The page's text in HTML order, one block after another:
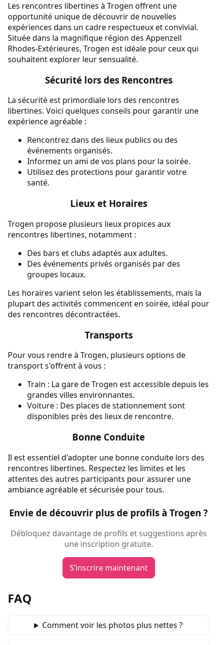
Les rencontres libertines à Trogen offrent une
opportunité unique de découvrir de nouvelles
expériences dans un cadre respectueux et convivial.
Située dans la magnifique région des Appenzell
Rhodes-Extérieures, Trogen est idéale pour ceux qui
souhaitent explorer leur sensualité.
Sécurité lors des Rencontres
La sécurité est primordiale lors des rencontres
libertines. Voici quelques conseils pour garantir une
expérience agréable :
Rencontrez dans des lieux publics ou des
événements organisés.
Informez un ami de vos plans pour la soirée.
Utilisez des protections pour garantir votre
santé.
Lieux et Horaires
Trogen propose plusieurs lieux propices aux
rencontres libertines, notamment :
Des bars et clubs adaptés aux adultes.
Des événements privés organisés par des
groupes locaux.
Les horaires varient selon les établissements, mais la
plupart des activités commencent en soirée, idéal pour
des rencontres décontractées.
Transports
Pour vous rendre à Trogen, plusieurs options de
transport s'offrent à vous :
Train : La gare de Trogen est accessible depuis les
grandes villes environnantes.
Voiture : Des places de stationnement sont
disponibles près des lieux de rencontre.
Bonne Conduite
Il est essentiel d'adopter une bonne conduite lors des
rencontres libertines. Respectez les limites et les
attentes des autres participants pour assurer une
ambiance agréable et sécurisée pour tous.
Envie de découvrir plus de profils à Trogen ?
Débloquez davantage de profils et suggestions après
une inscription gratuite.
S’inscrire maintenant
FAQ
Comment voir les photos plus nettes ?